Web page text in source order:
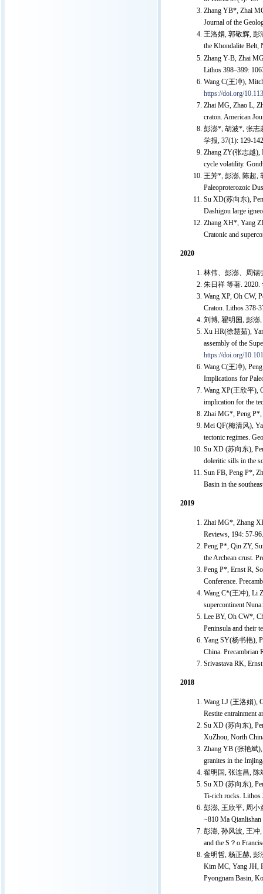
Zhang YB*, Zhai
Journal of the
王洛娟, 郭敬辉, 彭
the Khondalite
Zhang Y-B, Zhai
Lithos 398–399:
Wang C(王冲),
https://doi.org/
Zhai MG, Zhao L,
craton. American
彭澎*, 胡波*, 张志
学报, 37(1): 129-
Zhang ZY(张志越),
cycle volatility.
王芳*, 彭澎, 陈超,
Paleoproterozoic
Su XD(苏向东),
Dashigou large
Zhang XH*, Yang
Cratonic and
2020
林伟、彭澎、周锡
朱日祥 等著.
Wang XP, Oh CW,
Craton. Lithos 378-
刘博, 翟明国, 彭澎
Xu HR(徐慧茹),
assembly of the
https://doi.org/
Wang C(王冲),
Implications for
Wang XP(王欣平),
implication for the
Zhai MG*, Peng P*,
Mei QF(梅清风),
tectonic regimes.
Su XD (苏向东),
doleritic sills in the
Sun FB, Peng P*,
Basin in the
2019
Zhai MG*, Zhang
Reviews, 194: 57-
Peng P*, Qin ZY,
the Archean crust.
Peng P*, Ernst R,
Conference.
Wang C*(王冲), Li
supercontinent
Lee BY, Oh CW*,
Peninsula and their
Yang SY(杨书艳),
China. Precambrian
Srivastava RK,
2018
Wang LJ (王洛娟),
Restite entrainment
Su XD (苏向东),
XuZhou, North
Zhang YB (张艳斌),
granites in the
翟明国, 张连昌, 陈
Su XD (苏向东),
Ti-rich rocks. Lithos
彭澎, 王欣平, 周小
~810 Ma
彭澎, 孙风波, 王冲,
and the S？o
金明哲, 杨正赫, 彭
Kim MC, Yang JH,
Pyongnam Basin,